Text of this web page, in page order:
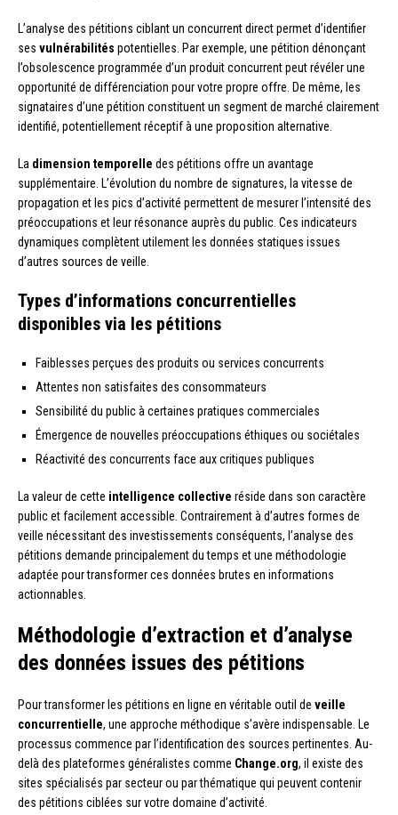
L’analyse des pétitions ciblant un concurrent direct permet d’identifier
ses vulnérabilités potentielles. Par exemple, une pétition dénonçant
l’obsolescence programmée d’un produit concurrent peut révéler une
opportunité de différenciation pour votre propre offre. De même, les
signataires d’une pétition constituent un segment de marché clairement
identifié, potentiellement réceptif à une proposition alternative.
La dimension temporelle des pétitions offre un avantage
supplémentaire. L’évolution du nombre de signatures, la vitesse de
propagation et les pics d’activité permettent de mesurer l’intensité des
préoccupations et leur résonance auprès du public. Ces indicateurs
dynamiques complètent utilement les données statiques issues
d’autres sources de veille.
Types d’informations concurrentielles
disponibles via les pétitions
Faiblesses perçues des produits ou services concurrents
Attentes non satisfaites des consommateurs
Sensibilité du public à certaines pratiques commerciales
Émergence de nouvelles préoccupations éthiques ou sociétales
Réactivité des concurrents face aux critiques publiques
La valeur de cette intelligence collective réside dans son caractère
public et facilement accessible. Contrairement à d’autres formes de
veille nécessitant des investissements conséquents, l’analyse des
pétitions demande principalement du temps et une méthodologie
adaptée pour transformer ces données brutes en informations
actionnables.
Méthodologie d’extraction et d’analyse
des données issues des pétitions
Pour transformer les pétitions en ligne en véritable outil de veille
concurrentielle, une approche méthodique s’avère indispensable. Le
processus commence par l’identification des sources pertinentes. Au-
delà des plateformes généralistes comme Change.org, il existe des
sites spécialisés par secteur ou par thématique qui peuvent contenir
des pétitions ciblées sur votre domaine d’activité.